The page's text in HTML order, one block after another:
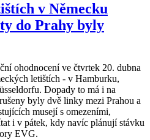
v Německu
do Prahy byly
ohodnocení ve čtvrtek 20. dubna
letištích - v Hamburku,
Dopady to má i na
byly dvě linky mezi Prahou a
musejí s omezeními,
i v pátek, kdy navíc plánují stávku
EVG.